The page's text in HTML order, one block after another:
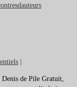
Denis de Pile Gratuit,